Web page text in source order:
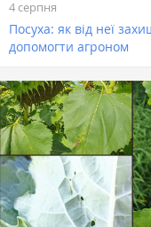
4 серпня
Посуха: як від неї
допомогти агроном